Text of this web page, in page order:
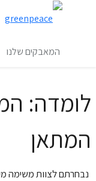
המאבקים שלנו
לומדה:
המתאן
נבחרתם לצוות משימה